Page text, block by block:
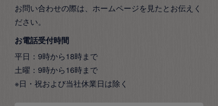
お問い合わせの際は、ホームページを見たとお伝えく
ださい。
お電話受付時間
平日：9時から18時まで
土曜：9時から16時まで
※日・祝および当社休業日は除く